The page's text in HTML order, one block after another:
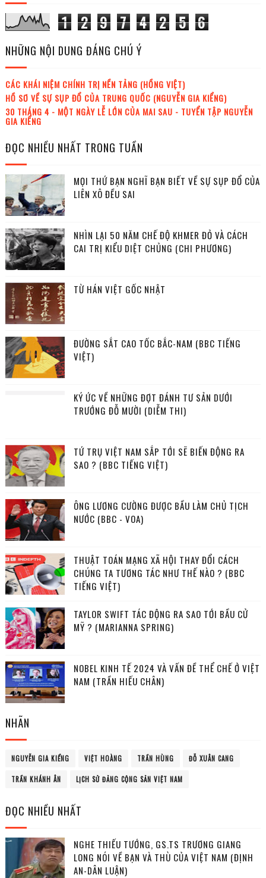
1 2 9 7 4 2 5 6
NHỮNG NỘI DUNG ĐÁNG CHÚ Ý
CÁC KHÁI NIỆM CHÍNH TRỊ NỀN TẢNG (HỒNG VIỆT)
HỒ SƠ VỀ SỰ SỤP ĐỔ CỦA TRUNG QUỐC (NGUYỄN GIA KIỂNG)
30 THÁNG 4 - MỘT NGÀY LỄ LỚN CỦA MAI SAU - TUYỂN TẬP NGUYỄN
GIA KIỂNG
ĐỌC NHIỀU NHẤT TRONG TUẦN
MỌI THỨ BẠN NGHĨ BẠN BIẾT VỀ SỰ SỤP ĐỔ CỦA
LIÊN XÔ ĐỀU SAI
NHÌN LẠI 50 NĂM CHẾ ĐỘ KHMER ĐỎ VÀ CÁCH
CAI TRỊ KIỂU DIỆT CHỦNG (CHI PHƯƠNG)
TỪ HÁN VIỆT GỐC NHẬT
ĐƯỜNG SẮT CAO TỐC BẮC-NAM (BBC TIẾNG
VIỆT)
KÝ ỨC VỀ NHỮNG ĐỢT ĐÁNH TƯ SẢN DƯỚI
TRƯỚNG ĐỖ MƯỜI (DIỄM THI)
TỨ TRỤ VIỆT NAM SẮP TỚI SẼ BIẾN ĐỘNG RA
SAO ? (BBC TIẾNG VIỆT)
ÔNG LƯƠNG CƯỜNG ĐƯỢC BẦU LÀM CHỦ TỊCH
NƯỚC (BBC - VOA)
THUẬT TOÁN MẠNG XÃ HỘI THAY ĐỔI CÁCH
CHÚNG TA TƯƠNG TÁC NHƯ THẾ NÀO ? (BBC
TIẾNG VIỆT)
TAYLOR SWIFT TÁC ĐỘNG RA SAO TỚI BẦU CỬ
MỸ ? (MARIANNA SPRING)
NOBEL KINH TẾ 2024 VÀ VẤN ĐỀ THỂ CHẾ Ở VIỆT
NAM (TRẦN HIẾU CHÂN)
NHÃN
NGUYỄN GIA KIỂNG VIỆT HOÀNG TRẦN HÙNG ĐỖ XUÂN CANG
TRẦN KHÁNH ÂN LỊCH SỬ ĐẢNG CỘNG SẢN VIỆT NAM
ĐỌC NHIỀU NHẤT
NGHE THIẾU TƯỚNG, GS.TS TRƯƠNG GIANG
LONG NÓI VỀ BẠN VÀ THÙ CỦA VIỆT NAM (ĐỊNH
AN-DÂN LUẬN)